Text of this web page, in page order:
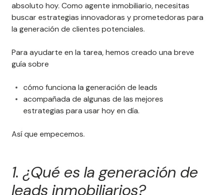
absoluto hoy. Como agente inmobiliario, necesitas
buscar estrategias innovadoras y prometedoras para
la generación de clientes potenciales.
Para ayudarte en la tarea, hemos creado una breve
guía sobre
cómo funciona la generación de leads
acompañada de algunas de las mejores
estrategias para usar hoy en día.
Así que empecemos.
1. ¿Qué es la generación de
leads inmobiliarios?